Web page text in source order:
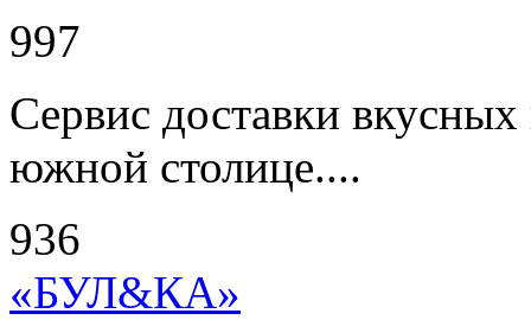
997
Сервис доставки
южной столице....
936
«БУЛ&КА»